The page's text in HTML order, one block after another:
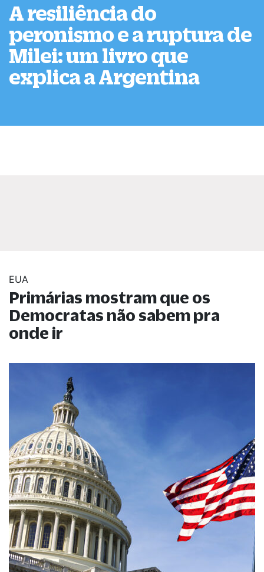
A resiliência do
peronismo e a ruptura de
Milei: um livro que
explica a Argentina
EUA
Primárias mostram que os
Democratas não sabem pra
onde ir